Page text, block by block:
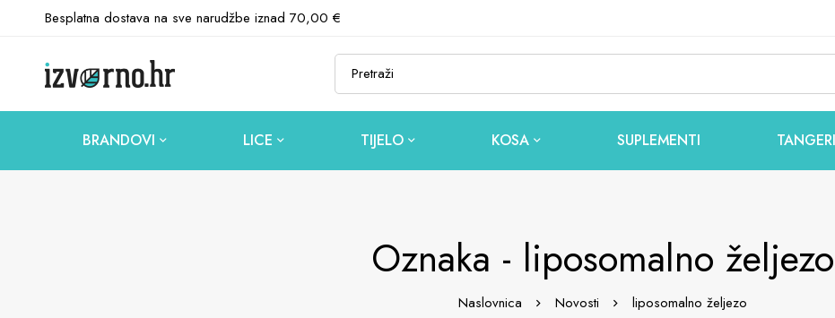
Besplatna dostava na sve narudžbe iznad 70,00 €
BRANDOVI LICE TIJELO KOSA SUPLEMENTI
Oznaka - liposomalno željezo
Naslovnica Novosti liposomalno željezo